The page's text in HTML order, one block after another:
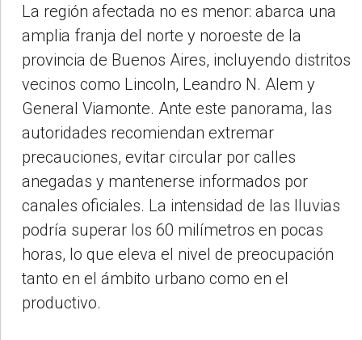
La región afectada no es menor: abarca una
amplia franja del norte y noroeste de la
provincia de Buenos Aires, incluyendo distritos
vecinos como Lincoln, Leandro N. Alem y
General Viamonte. Ante este panorama, las
autoridades recomiendan extremar
precauciones, evitar circular por calles
anegadas y mantenerse informados por
canales oficiales. La intensidad de las lluvias
podría superar los 60 milímetros en pocas
horas, lo que eleva el nivel de preocupación
tanto en el ámbito urbano como en el
productivo.